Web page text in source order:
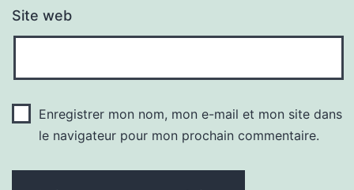
Site web
Enregistrer mon nom, mon e-mail et mon site dans
le navigateur pour mon prochain commentaire.